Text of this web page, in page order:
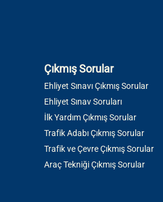
Çıkmış Sorular
Ehliyet Sınavı Çıkmış Sorular
Ehliyet Sınav Soruları
İlk Yardım Çıkmış Sorular
Trafik Adabı Çıkmış Sorular
Trafik ve Çevre Çıkmış Sorular
Araç Tekniği Çıkmış Sorular